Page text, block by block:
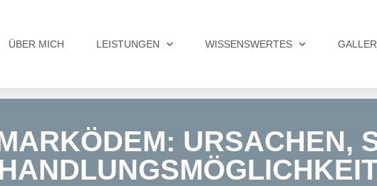
ÜBER MICH LEISTUNGEN WISSENSWERTES
URSACHEN,